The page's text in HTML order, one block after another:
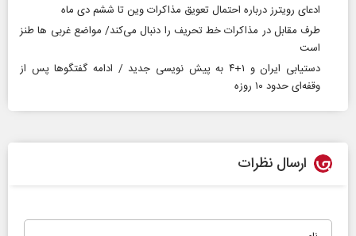
ادعای رویترز درباره احتمال تعویق مذاکرات وین تا ششم دی‌ ماه
طرف مقابل در مذاکرات خط تحریف را دنبال می‌کند/ مواضع غربی ها طنز
است
دستیابی ایران و ۱+۴ به پیش‌ نویسی جدید / ادامه ‌گفتگوها پس از
وقفه‌ای حدود ۱۰ روزه
ارسال نظرات